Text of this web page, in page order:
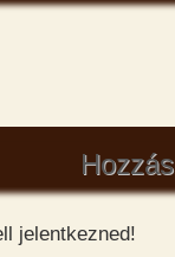
jelentkezned!